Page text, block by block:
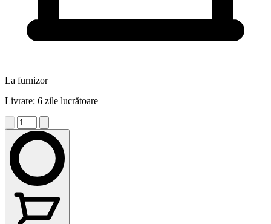
La furnizor
Livrare: 6 zile lucrătoare